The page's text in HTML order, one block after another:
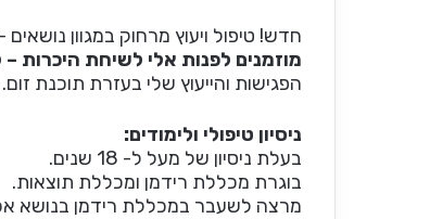
חדש! טיפול ויעוץ מרחוק במגוון נושאים
מוזמנים לפנות אלי לשיחת היכרות
הפגישות והייעוץ שלי בעזרת תוכנת זום.
ניסיון טיפולי ולימודים:
בעלת ניסיון של מעל ל- 18 שנים.
בוגרת מכללת רידמן ומכללת תוצאות.
מרצה לשעבר במכללת רידמן בנושא